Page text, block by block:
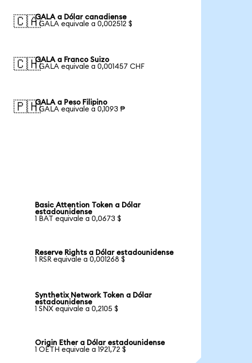
🇨🇦GALA a Dólar canadiense
1 GALA equivale a 0,002512 $
🇨🇭GALA a Franco Suizo
1 GALA equivale a 0,001457 CHF
🇵🇭GALA a Peso Filipino
1 GALA equivale a 0,1093 ₱
Basic Attention Token a Dólar
estadounidense
1 BAT equivale a 0,0673 $
Reserve Rights a Dólar estadounidense
1 RSR equivale a 0,001268 $
Synthetix Network Token a Dólar
estadounidense
1 SNX equivale a 0,2105 $
Origin Ether a Dólar estadounidense
1 OETH equivale a 1921,72 $